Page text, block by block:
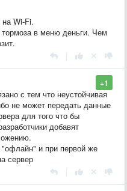
на Wi-Fi.
в меню деньги. Чем
+1
с тем что неустойчивая
не может передать данные
для того что бы
добавят
и при первой же
сервер